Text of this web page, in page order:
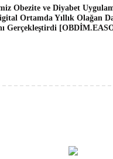
Obezite ve Diyabet
Ortamda Yıllık Olağan
Gerçekleştirdi